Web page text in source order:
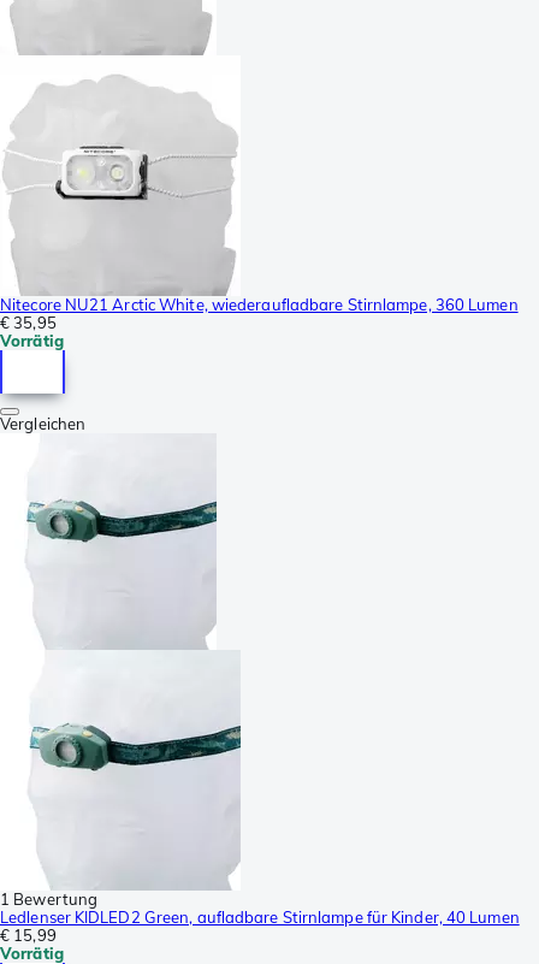
Nitecore NU21 Arctic White, wiederaufladbare Stirnlampe, 360 Lumen
€ 35,95
Vorrätig
Vergleichen
1 Bewertung
Ledlenser KIDLED2 Green, aufladbare Stirnlampe für Kinder, 40 Lumen
€ 15,99
Vorrätig